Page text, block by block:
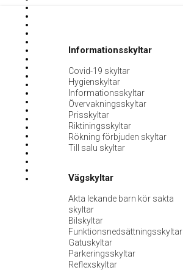
Informationsskyltar
Covid-19 skyltar
Hygienskyltar
Informationsskyltar
Övervakningsskyltar
Prisskyltar
Riktiningsskyltar
Rökning förbjuden skyltar
Till salu skyltar
Vägskyltar
Akta lekande barn kör sakta
skyltar
Bilskyltar
Funktionsnedsättningsskyltar
Gatuskyltar
Parkeringsskyltar
Reflexskyltar